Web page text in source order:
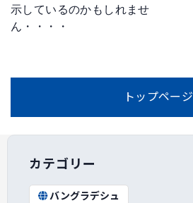
示しているのかもしれませ
ん・・・・
トップページ
カテゴリー
バングラデシュ